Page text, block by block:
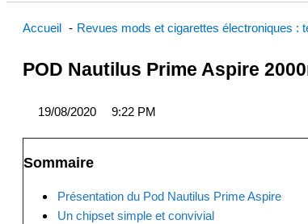
Accueil Revues mods et cigarettes électroniques :
POD Nautilus Prime Aspire
19/08/2020 9:22 PM
Sommaire
Présentation du Pod Nautilus Prime Aspire
Un chipset simple et convivial